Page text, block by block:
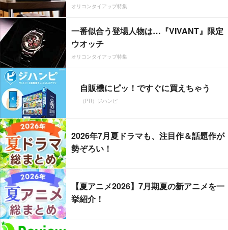
オリコンタイアップ特集
一番似合う登場人物は…『VIVANT』限定
ウオッチ
オリコンタイアップ特集
自販機にピッ！ですぐに買えちゃう
（PR）ジハンピ
2026年7月夏ドラマも、注目作＆話題作が
勢ぞろい！
【夏アニメ2026】7月期夏の新アニメを一
挙紹介！